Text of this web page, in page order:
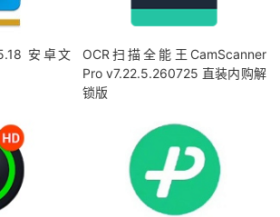
安卓文
OCR扫描全能王CamScanner
Pro v7.22.5.260725 直装内购解
锁版